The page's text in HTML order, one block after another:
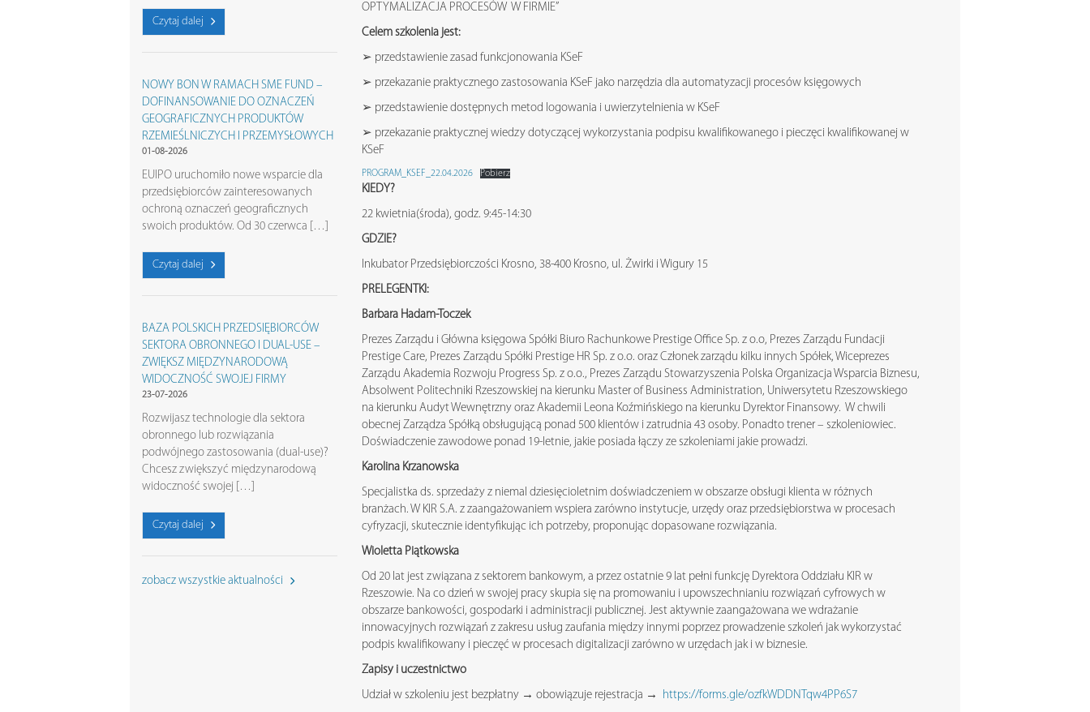
Czytaj dalej
NOWY BON W RAMACH SME FUND –
DOFINANSOWANIE DO OZNACZEŃ
GEOGRAFICZNYCH PRODUKTÓW
RZEMIEŚLNICZYCH I PRZEMYSŁOWYCH
01-08-2026
EUIPO uruchomiło nowe wsparcie dla
przedsiębiorców zainteresowanych
ochroną oznaczeń geograficznych
swoich produktów. Od 30 czerwca […]
Czytaj dalej
BAZA POLSKICH PRZEDSIĘBIORCÓW
SEKTORA OBRONNEGO I DUAL-USE –
ZWIĘKSZ MIĘDZYNARODOWĄ
WIDOCZNOŚĆ SWOJEJ FIRMY
23-07-2026
Rozwijasz technologie dla sektora
obronnego lub rozwiązania
podwójnego zastosowania (dual-use)?
Chcesz zwiększyć międzynarodową
widoczność swojej […]
Czytaj dalej
zobacz wszystkie aktualności
OPTYMALIZACJA PROCESÓW W FIRMIE”
Celem szkolenia jest:
➢ przedstawienie zasad funkcjonowania KSeF
➢ przekazanie praktycznego zastosowania KSeF jako narzędzia dla automatyzacji procesów księgowych
➢ przedstawienie dostępnych metod logowania i uwierzytelnienia w KSeF
➢ przekazanie praktycznej wiedzy dotyczącej wykorzystania podpisu kwalifikowanego i pieczęci kwalifikowanej w
KSeF
PROGRAM_KSEF_22.04.2026 Pobierz
KIEDY?
22 kwietnia(środa), godz. 9:45-14:30
GDZIE?
Inkubator Przedsiębiorczości Krosno, 38-400 Krosno, ul. Żwirki i Wigury 15
PRELEGENTKI:
Barbara Hadam-Toczek
Prezes Zarządu i Główna księgowa Spółki Biuro Rachunkowe Prestige Office Sp. z o.o, Prezes Zarządu Fundacji
Prestige Care, Prezes Zarządu Spółki Prestige HR Sp. z o.o. oraz Członek zarządu kilku innych Spółek, Wiceprezes
Zarządu Akademia Rozwoju Progress Sp. z o.o., Prezes Zarządu Stowarzyszenia Polska Organizacja Wsparcia Biznesu,
Absolwent Politechniki Rzeszowskiej na kierunku Master of Business Administration, Uniwersytetu Rzeszowskiego
na kierunku Audyt Wewnętrzny oraz Akademii Leona Koźmińskiego na kierunku Dyrektor Finansowy. W chwili
obecnej Zarządza Spółką obsługującą ponad 500 klientów i zatrudnia 43 osoby. Ponadto trener – szkoleniowiec.
Doświadczenie zawodowe ponad 19-letnie, jakie posiada łączy ze szkoleniami jakie prowadzi.
Karolina Krzanowska
Specjalistka ds. sprzedaży z niemal dziesięcioletnim doświadczeniem w obszarze obsługi klienta w różnych
branżach. W KIR S.A. z zaangażowaniem wspiera zarówno instytucje, urzędy oraz przedsiębiorstwa w procesach
cyfryzacji, skutecznie identyfikując ich potrzeby, proponując dopasowane rozwiązania.
Wioletta Piątkowska
Od 20 lat jest związana z sektorem bankowym, a przez ostatnie 9 lat pełni funkcję Dyrektora Oddziału KIR w
Rzeszowie. Na co dzień w swojej pracy skupia się na promowaniu i upowszechnianiu rozwiązań cyfrowych w
obszarze bankowości, gospodarki i administracji publicznej. Jest aktywnie zaangażowana we wdrażanie
innowacyjnych rozwiązań z zakresu usług zaufania między innymi poprzez prowadzenie szkoleń jak wykorzystać
podpis kwalifikowany i pieczęć w procesach digitalizacji zarówno w urzędach jak i w biznesie.
Zapisy i uczestnictwo
Udział w szkoleniu jest bezpłatny → obowiązuje rejestracja → https://forms.gle/ozfkWDDNTqw4PP6S7